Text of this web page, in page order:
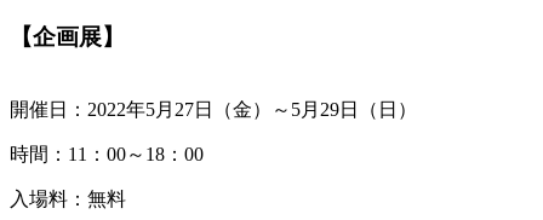
【企画展】
開催日：2022年5月27日（金）～5月29日（日）
時間：11：00～18：00
入場料：無料